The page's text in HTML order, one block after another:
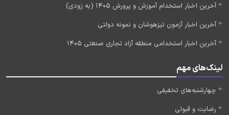
آخرین اخبار استخدام آموزش و پرورش 1405 (به زودی)
آخرین اخبار آزمون تیزهوشان و نمونه دولتی
آخرین اخبار استخدامی منطقه آزاد تجاری صنعتی 1405
لینک‌های مهم
چهارشنبه‌های تخفیفی
رضایت و قبولی